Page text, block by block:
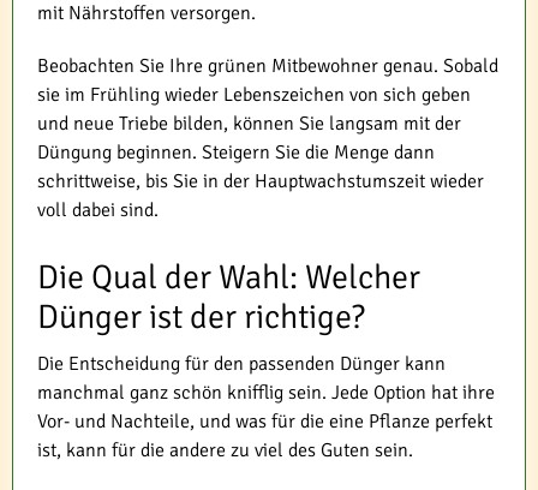
mit Nährstoffen versorgen.
Beobachten Sie Ihre grünen Mitbewohner genau. Sobald
sie im Frühling wieder Lebenszeichen von sich geben
und neue Triebe bilden, können Sie langsam mit der
Düngung beginnen. Steigern Sie die Menge dann
schrittweise, bis Sie in der Hauptwachstumszeit wieder
voll dabei sind.
Die Qual der Wahl: Welcher
Dünger ist der richtige?
Die Entscheidung für den passenden Dünger kann
manchmal ganz schön knifflig sein. Jede Option hat ihre
Vor- und Nachteile, und was für die eine Pflanze perfekt
ist, kann für die andere zu viel des Guten sein.